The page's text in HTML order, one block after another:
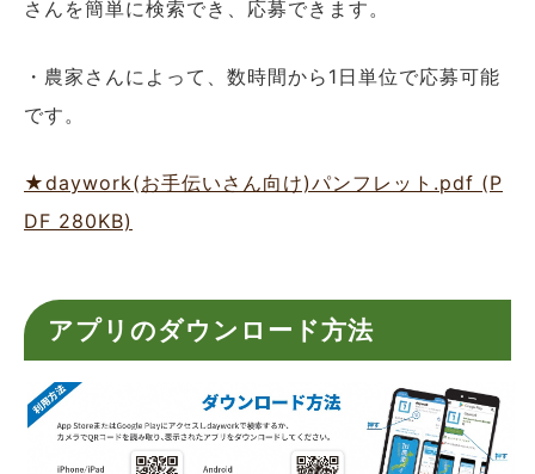
さんを簡単に検索でき、応募できます。
・農家さんによって、数時間から1日単位で応募可能
です。
★daywork(お手伝いさん向け)パンフレット.pdf (P
DF 280KB)
アプリのダウンロード方法